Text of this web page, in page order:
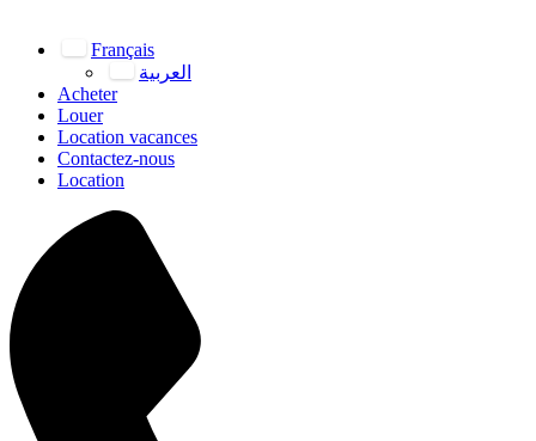
Français
العربية
Acheter
Louer
Location vacances
Contactez-nous
Location